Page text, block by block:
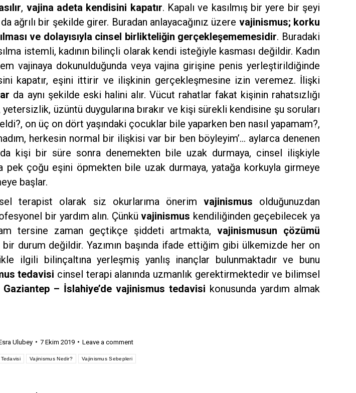
, vajina adeta kendisini kapatır. Kapalı ve kasılmış bir yere bir şeyi
ağrılı bir şekilde girer. Buradan anlayacağınız üzere vajinismus; korku
ve dolayısıyla cinsel birlikteliğin gerçekleşememesidir. Buradaki
istemli, kadının bilinçli olarak kendi isteğiyle kasması değildir. Kadın
vajinaya dokunulduğunda veya vajina girişine penis yerleştirildiğinde
kapatır, eşini ittirir ve ilişkinin gerçekleşmesine izin veremez. İlişki
da aynı şekilde eski halini alır. Vücut rahatlar fakat kişinin rahatsızlığı
üzüntü duygularına bırakır ve kişi sürekli kendisine şu soruları
on üç on dört yaşındaki çocuklar bile yaparken ben nasıl yapamam?,
herkesin normal bir ilişkisi var bir ben böyleyim’… aylarca denenen
kişi bir süre sonra denemekten bile uzak durmaya, cinsel ilişkiyle
pek çoğu eşini öpmekten bile uzak durmaya, yatağa korkuyla girmeye
başlar.
terapist olarak siz okurlarıma önerim vajinismus olduğunuzdan
bir yardım alın. Çünküvajinismus kendiliğinden geçebilecek ya
tersine zaman geçtikçe şiddeti artmakta, vajinismusun çözümü
durum değildir. Yazımın başında ifade ettiğim gibi ülkemizde her on
ilgili bilinçaltına yerleşmiş yanlış inançlar bulunmaktadır ve bunu
tedavisi cinsel terapi alanında uzmanlık gerektirmektedir ve bilimsel
Gaziantep – İslahiye’de vajinismus tedavisi konusunda yardım almak
Ulubey 7 Ekim 2019 Leave a comment
Vajinismus Nedir? Vajinismus Sebepleri